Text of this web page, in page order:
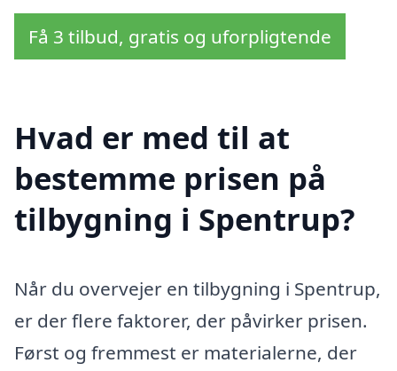
Få 3 tilbud, gratis og uforpligtende
Hvad er med til at
bestemme prisen på
tilbygning i Spentrup?
Når du overvejer en tilbygning i Spentrup,
er der flere faktorer, der påvirker prisen.
Først og fremmest er materialerne, der